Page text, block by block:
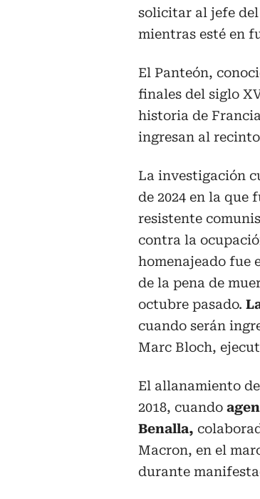
solicitar al jefe
mientras esté en
El Panteón,
finales del siglo
historia de
ingresan al
La investigación
de 2024 en la que
resistente
contra la
homenajeado fue
de la pena de
octubre pasado.
cuando serán
Marc Bloch,
El allanamiento
2018, cuando
Benalla,
Macron, en el
durante